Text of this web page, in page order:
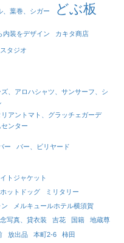
、葉巻、シガー
どぶ板
内装をデザイン カキタ商店
タジオ
、アロハシャツ、サンサーフ、シ
アントマト、グラッチェガーデ
ンター
ー バー、ビリヤード
トジャケット
ホットドッグ
ミリタリー
メルキュールホテル横須賀
写真、貸衣装 吉花 国籍 地蔵尊
放出品 本町2-6 柿田